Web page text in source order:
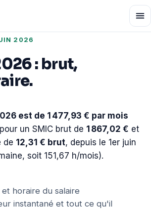
2026
: brut,
est de 1 477,93 € par mois
un SMIC brut de 1 867,02 € et
de 12,31 € brut, depuis le 1er juin
soit 151,67 h/mois).
horaire du salaire
instantané et tout ce qu'il